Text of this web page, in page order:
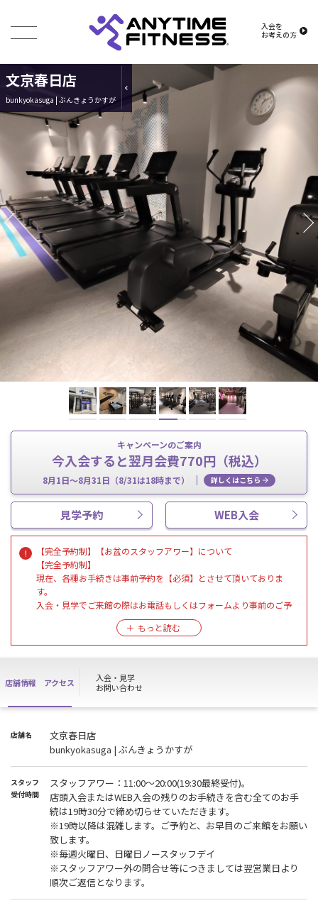
入会を
お考えの方
文京春日店
bunkyokasuga | ぶんきょうかすが
キャンペーンのご案内
今入会すると翌月会費770円（税込）
8月1日～8月31日（8/31は18時まで） 詳しくはこちら
見学予約 WEB入会
【完全予約制】【お盆のスタッフアワー】について
【完全予約制】
現在、各種お手続きは事前予約を【必須】とさせて頂いておりま
す。
入会・見学でご来館の際はお電話もしくはフォームより事前のご予
約をお願いいたします。予約なしでご来館された場合、受付をお断
りする場合もございますので予めご了承ください。
※店頭入会またはWEB入会の残りのお手続きを含む全てのお手続は
※19時以降は混雑します。ご予約と、お早目のご来館をお願い致し
ます。
【お盆のスタッフアワーについて】
2026年8月11日(火)~8月16日(日)
ールパス等の各種お手続きの受付ができません。
※施設のご利用は通常通り、24時間可能です。
※期間中のお問い合わせ等は8月17日(月)11時以降、順次ご返信、ご
対応となります。
※スタッフ不在期間についてはスタッフまたは清掃業者が清掃を行
います。
ご迷惑をお掛け致しますが、ご理解ご協力の程、何卒宜しくお願い
致します。
店舗情報 アクセス
入会・見学
お問い合わせ
店舗名
文京春日店
bunkyokasuga | ぶんきょうかすが
スタッフ
受付時間
スタッフアワー：11:00～20:00(19:30最終受付)。
店頭入会またはWEB入会の残りのお手続きを含む全てのお手
続は19時30分で締め切らせていただきます。
※19時以降は混雑します。ご予約と、お早目のご来館をお願い
致します。
※毎週火曜日、日曜日ノースタッフデイ
※スタッフアワー外の問合せ等につきましては翌営業日より
順次ご返信となります。